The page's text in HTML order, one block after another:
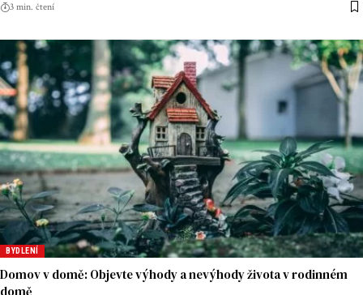
3 min. čtení
BYDLENÍ
Domov v domě: Objevte výhody a nevýhody života v rodinném
domě